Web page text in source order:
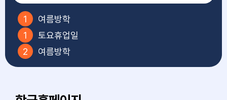
1
여름방학
1
토요휴업일
2
여름방학
3
여름방학